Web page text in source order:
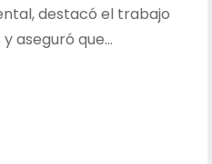
destacó el trabajo
aseguró que…